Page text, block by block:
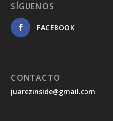
SÍGUENOS
FACEBOOK
CONTACTO
juarezinside@gmail.com